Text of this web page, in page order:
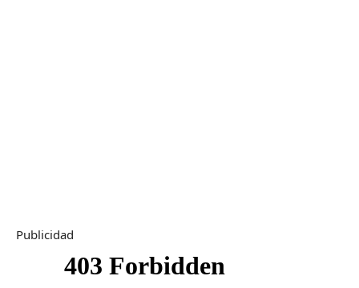
Publicidad